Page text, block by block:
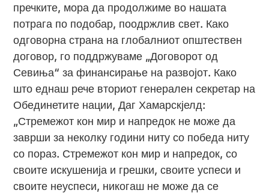
пречките, мора да продолжиме во нашата
потрага по подобар, поодржлив свет. Како
одговорна страна на глобалниот општествен
договор, го поддржуваме „Договорот од
Севиња“ за финансирање на развојот. Како
што еднаш рече вториот генерален секретар на
Обединетите нации, Даг Хамарскјелд:
„Стремежот кон мир и напредок не може да
заврши за неколку години ниту со победа ниту
со пораз. Стремежот кон мир и напредок, со
своите искушенија и грешки, своите успеси и
своите неуспеси, никогаш не може да се